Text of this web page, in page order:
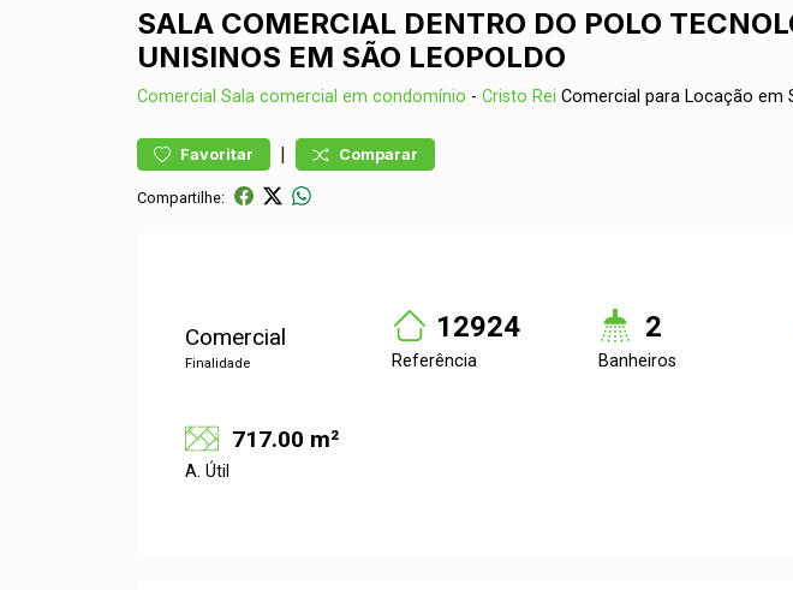
SALA COMERCIAL DENTRO DO POLO
UNISINOS EM SÃO LEOPOLDO
Comercial Sala comercial em condomínio - Cristo Rei Comercial para Locação em
Favoritar | Comparar
Compartilhe:
Comercial
Finalidade
12924
Referência
2
Banheiros
717.00 m²
A. Útil